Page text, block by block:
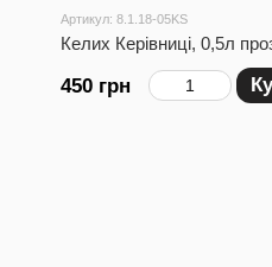
Артикул: 8.1.18-05KS
Келих Керівниці, 0,5л
450 грн